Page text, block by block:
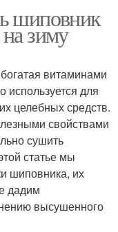
шиповник
зиму
витаминами
используется для
целебных средств.
свойствами
сушить
статье мы
шиповника, их
дадим
высушенного